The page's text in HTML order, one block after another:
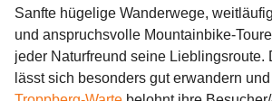
Sanfte hügelige Wanderwege,
und anspruchsvolle Mountainbike-
jeder Naturfreund seine Lieblingsroute.
lässt sich besonders gut erwandern und